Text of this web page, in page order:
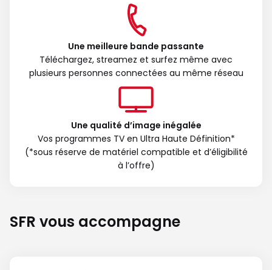
Une meilleure bande passante
Téléchargez, streamez et surfez même avec
plusieurs personnes connectées au même réseau
Une qualité d’image inégalée
Vos programmes TV en Ultra Haute Définition*
(*sous réserve de matériel compatible et d’éligibilité
à l’offre)
SFR vous accompagne